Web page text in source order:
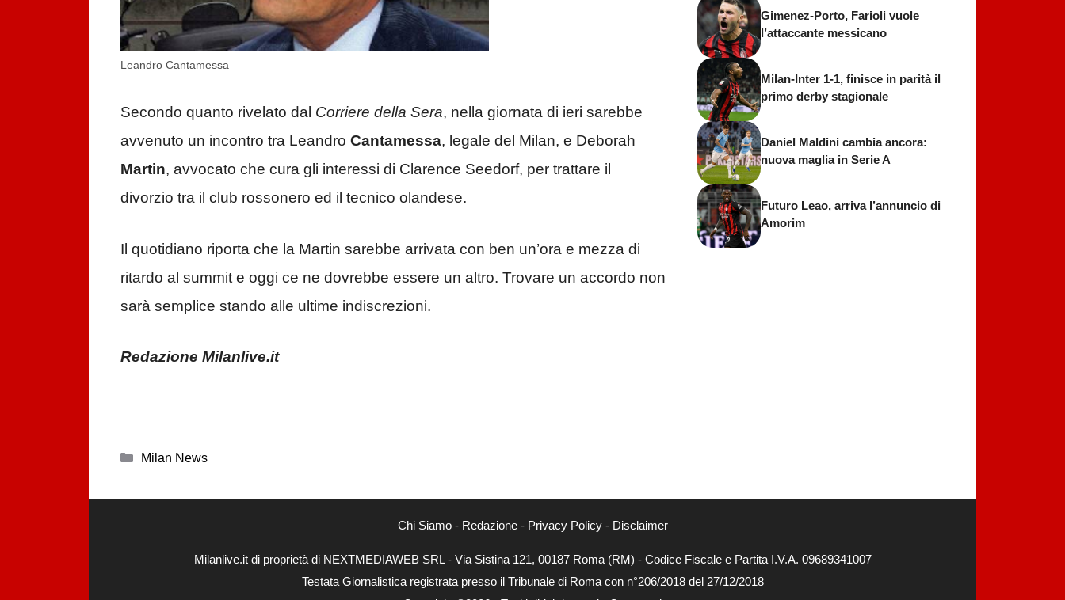
Leandro Cantamessa
Secondo quanto rivelato dal Corriere della Sera, nella giornata di ieri sarebbe
avvenuto un incontro tra Leandro Cantamessa, legale del Milan, e Deborah
Martin, avvocato che cura gli interessi di Clarence Seedorf, per trattare il
divorzio tra il club rossonero ed il tecnico olandese.
Il quotidiano riporta che la Martin sarebbe arrivata con ben un’ora e mezza di
ritardo al summit e oggi ce ne dovrebbe essere un altro. Trovare un accordo non
sarà semplice stando alle ultime indiscrezioni.
Redazione Milanlive.it
Categorie
Milan News
Gimenez-Porto, Farioli vuole
l’attaccante messicano
Milan-Inter 1-1, finisce in parità il
primo derby stagionale
Daniel Maldini cambia ancora:
nuova maglia in Serie A
Futuro Leao, arriva l’annuncio di
Amorim
Chi Siamo- Redazione- Privacy Policy- Disclaimer
Milanlive.it di proprietà di NEXTMEDIAWEB SRL - Via Sistina 121, 00187 Roma (RM) - Codice Fiscale e Partita I.V.A. 09689341007
Testata Giornalistica registrata presso il Tribunale di Roma con n°206/2018 del 27/12/2018